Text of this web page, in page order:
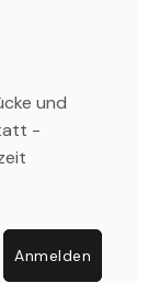
und
-
Anmelden